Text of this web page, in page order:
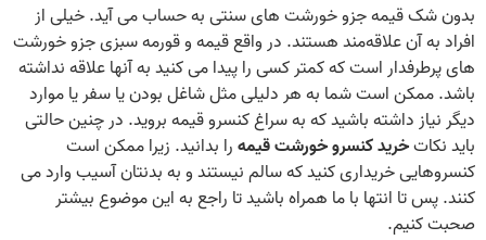
بدون شک قیمه جزو خورشت های سنتی به حساب می‌ آید. خیلی از
افراد به آن علاقه‌مند هستند. در واقع قیمه و قورمه سبزی جزو خورشت
های پرطرفدار است که کمتر کسی را پیدا می‌ کنید به آنها علاقه نداشته
باشد. ممکن است شما به هر دلیلی مثل شاغل بودن یا سفر یا موارد
دیگر نیاز داشته باشید که به سراغ کنسرو قیمه بروید. در چنین حالتی
باید نکاتخرید کنسرو خورشت قیمهرا بدانید. زیرا ممکن است
کنسروهایی خریداری کنید که سالم نیستند و به بدنتان آسیب وارد می‌
کنند. پس تا انتها با ما همراه باشید تا راجع به این موضوع بیشتر
صحبت کنیم.